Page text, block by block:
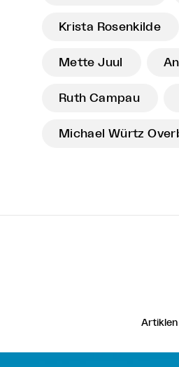
Krista Rosenkilde
Mette Juul
Ruth Campau
Michael Würtz